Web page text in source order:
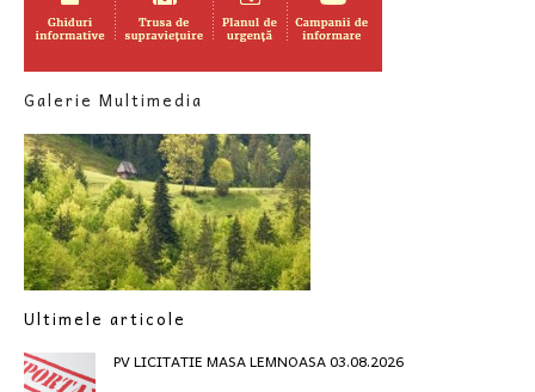
Galerie Multimedia
Ultimele articole
PV LICITATIE MASA LEMNOASA 03.08.2026